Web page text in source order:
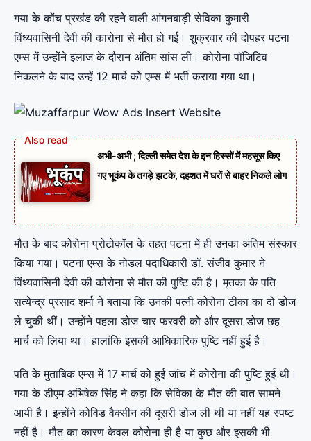
गया के कोंच प्रखंड की रहने वाली आंगनबाड़ी सेविका कुमारी
विंध्यवासिनी देवी की कारोना से मौत हो गई। शुक्रवार की दोपहर पटना
एम्स में उन्होंने इलाज के दौरान अंतिम सांस ली। कोरोना पॉजिटिव
निकलने के बाद उन्हें 12 मार्च को एम्स में भर्ती कराया गया था।
अभी-अभी ; दिल्ली समेत देश के इन हिस्सों में महसूस किए
गए भूकंप के तगड़े झटके, दहशत में घरों से बाहर निकले लोग
मौत के बाद कोरोना प्रोटोकॉल के तहत पटना में ही उनका अंतिम संस्कार
किया गया। पटना एम्स के नोडल पदाधिकारी डॉ. संजीव कुमार ने
विंध्यवासिनी देवी की कोरोना से मौत की पुष्टि की है। मृतका के पति
सत्येन्द्र प्रसाद शर्मा ने बताया कि उनकी पत्नी कोरोना टीका का दो डोज
ले चुकी थीं। उन्होंने पहला डोज चार फरवरी को और दूसरा डोज छह
मार्च को लिया था। हालांकि इसकी आधिकारिक पुष्टि नहीं हुई है।
पति के मुताबिक एम्स में 17 मार्च को हुई जांच में कोरोना की पुष्टि हुई थी।
गया के डीएम अभिषेक सिंह ने कहा कि सेविका के मौत की बात सामने
आयी है। इन्होंने कोविड वैक्सीन की दूसरी डोज ली थी या नहीं यह स्पष्ट
नहीं है। मौत का कारण केवल कोरोना ही है या कुछ और इसकी भी